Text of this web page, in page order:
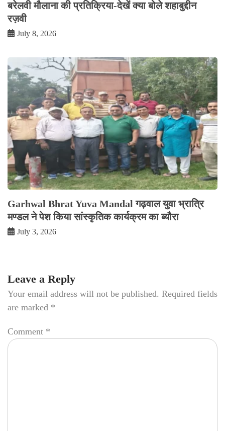
बरेलवी मौलाना की प्रतिक्रिया-देखें क्या बोले शहाबुद्दीन
रज़वी
July 8, 2026
Garhwal Bhrat Yuva Mandal गढ़वाल युवा भ्रात्रि
मण्डल ने पेश किया सांस्कृतिक कार्यक्रम का ब्यौरा
July 3, 2026
Leave a Reply
Your email address will not be published. Required fields
are marked *
Comment *